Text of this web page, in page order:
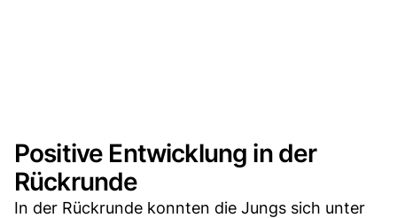
Positive Entwicklung in der
Rückrunde
In der Rückrunde konnten die Jungs sich unter